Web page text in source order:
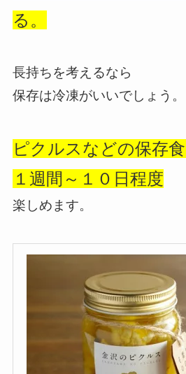
る。
長持ちを考えるなら
保存は冷凍がいいでしょう。
ピクルスなどの保存
１週間～１０日程度
楽しめます。